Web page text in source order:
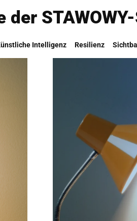
Intelligenz Resilienz